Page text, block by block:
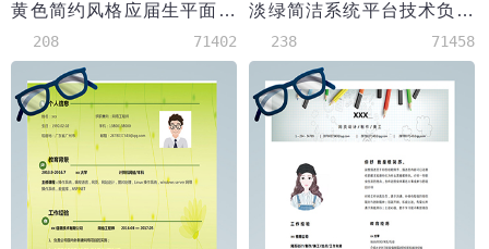
黄色简约风格应届生平面设计简历
208 71402
淡绿简洁系统平台技术负责人简历
238 71458